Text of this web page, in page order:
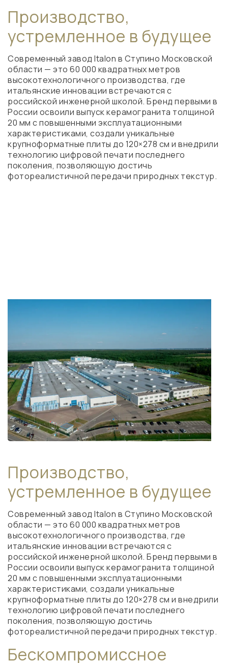
Производство,
устремленное в будущее
Современный завод Italon в Ступино Московской
области — это 60 000 квадратных метров
высокотехнологичного производства, где
итальянские инновации встречаются с
российской инженерной школой. Бренд первыми в
России освоили выпуск керамогранита толщиной
20 мм с повышенными эксплуатационными
характеристиками, создали уникальные
крупноформатные плиты до 120×278 см и внедрили
технологию цифровой печати последнего
поколения, позволяющую достичь
фотореалистичной передачи природных текстур.
Производство,
устремленное в будущее
Современный завод Italon в Ступино Московской
области — это 60 000 квадратных метров
высокотехнологичного производства, где
итальянские инновации встречаются с
российской инженерной школой. Бренд первыми в
России освоили выпуск керамогранита толщиной
20 мм с повышенными эксплуатационными
характеристиками, создали уникальные
крупноформатные плиты до 120×278 см и внедрили
технологию цифровой печати последнего
поколения, позволяющую достичь
фотореалистичной передачи природных текстур.
Бескомпромиссное